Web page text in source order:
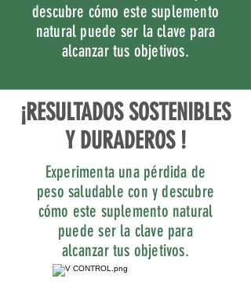
descubre cómo este suplemento
natural puede ser la clave para
alcanzar tus objetivos.
¡RESULTADOS SOSTENIBLES
Y DURADEROS !
Experimenta una pérdida de
peso saludable con y descubre
cómo este suplemento natural
puede ser la clave para
alcanzar tus objetivos.